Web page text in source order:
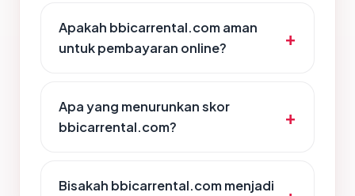
Apakah bbicarrental.com aman
untuk pembayaran online?
Apa yang menurunkan skor
bbicarrental.com?
Bisakah bbicarrental.com menjadi